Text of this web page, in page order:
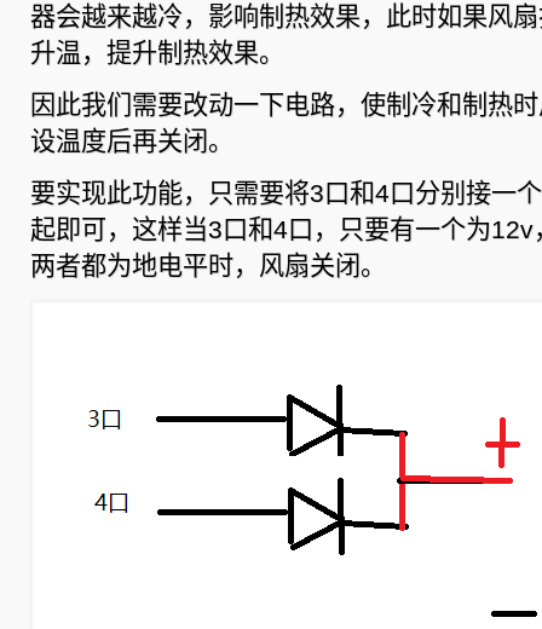
器会越来越冷，影响制热效果，此时如果风
升温，提升制热效果。
因此我们需要改动一下电路，使制冷和制热
设温度后再关闭。
要实现此功能，只需要将3口和4口分别接一
起即可，这样当3口和4口，只要有一个为
两者都为地电平时，风扇关闭。